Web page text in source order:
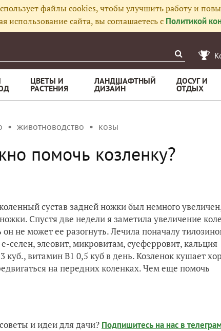
файлы cookies, чтобы улучшить работу и
использование сайта, вы соглашаетесь с Политикой
ЦВЕТЫ И
РАСТЕНИЯ
ЛАНДШАФТНЫЙ
ДИЗАЙН
ДОСУГ И
ОТДЫХ
животноводство козы
помочь козленку?
сустав задней ножки был немного
Спустя две недели я заметила увеличение
не может ее разогнуть. Лечила поначалу
селен, элеовит, микровитам, суеферровит, кальция
куб., витамин В1 0,5 куб в день. Козленок кушает
на передних коленках. Чем еще помочь
и идеи для дачи? Подпишитесь на нас в